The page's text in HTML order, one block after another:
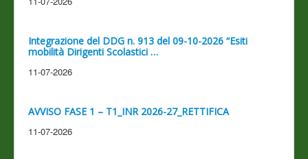
Integrazione del DDG n. 913 del 09-10-2026 “Esiti
mobilità Dirigenti Scolastici …
11-07-2026
AVVISO FASE 1 – T1_INR 2026-27_RETTIFICA
11-07-2026